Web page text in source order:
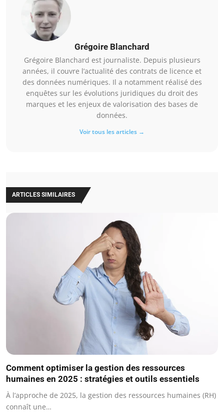
Grégoire Blanchard
Grégoire Blanchard est journaliste. Depuis plusieurs
années, il couvre l’actualité des contrats de licence et
des données numériques. Il a notamment réalisé des
enquêtes sur les évolutions juridiques du droit des
marques et les enjeux de valorisation des bases de
données.
Voir tous les articles →
ARTICLES SIMILAIRES
Comment optimiser la gestion des ressources
humaines en 2025 : stratégies et outils essentiels
À l’approche de 2025, la gestion des ressources humaines (RH)
connaît une…